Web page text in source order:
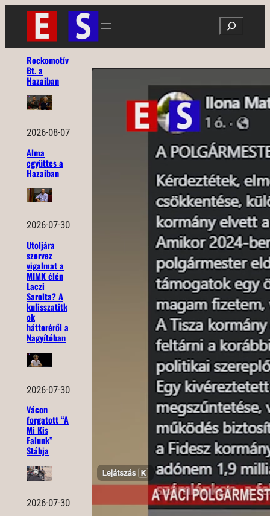
Ugrás
tartalomhoz
Search
Rockomotív
Bt. a
Hazaiban
2026-08-07
Alma
együttes a
Hazaiban
2026-07-30
Utoljára
szervez
vigalmat a
MIMK élén
Laczi
Sarolta? A
kulisszatitk
ok
hátteréről a
Nagyítóban
2026-07-30
Vácon
forgatott “A
Mi Kis
Falunk”
Stábja
2026-07-30